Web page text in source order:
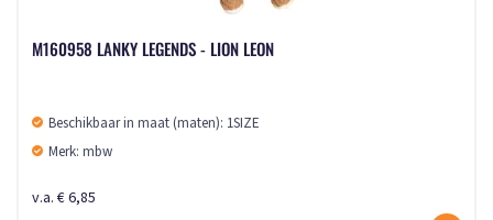
M160958 LANKY LEGENDS - LION LEON
Beschikbaar in maat (maten): 1SIZE
Merk: mbw
v.a. € 6,85